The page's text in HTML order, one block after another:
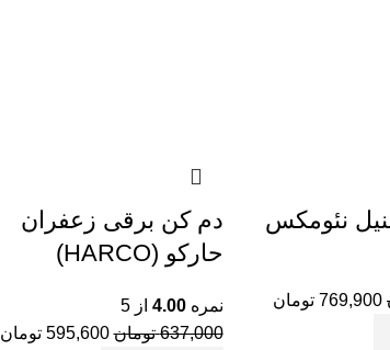
نئومکس
769,900 تومان
دم کن برقی زعفران
حارکو (HARCO)
نمره4.00 از 5
637,000 تومان 595,600 تومان